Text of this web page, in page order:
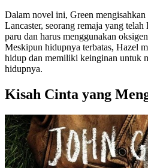
Dalam novel ini, Green
Lancaster, seorang remaja yang
paru dan harus menggunakan
Meskipun hidupnya terbatas, Hazel
hidup dan memiliki keinginan untuk
hidupnya.
Kisah Cinta yang